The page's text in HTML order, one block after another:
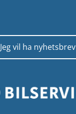
Jeg vil ha nyhetsbrev